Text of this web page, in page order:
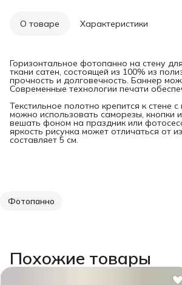
О товаре Характеристики
Горизонтальное фотопанно на стену
ткани сатен, состоящей из 100% из
прочность и долговечность. Баннер
Современные технологии печати
Текстильное полотно крепится к
можно использовать саморезы, кнопки
вешать фоном на праздник или
яркость рисунка может отличаться от
составляет 5 см.
Фотопанно
Похожие товары